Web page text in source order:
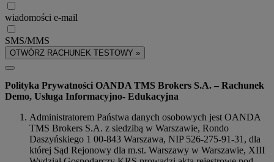
wiadomości e-mail
SMS/MMS
OTWÓRZ RACHUNEK TESTOWY »
Polityka Prywatności OANDA TMS Brokers S.A. – Rachunek
Demo, Usługa Informacyjno- Edukacyjna
Administratorem Państwa danych osobowych jest OANDA
TMS Brokers S.A. z siedzibą w Warszawie, Rondo
Daszyńskiego 1 00-843 Warszawa, NIP 526-275-91-31, dla
której Sąd Rejonowy dla m.st. Warszawy w Warszawie, XIII